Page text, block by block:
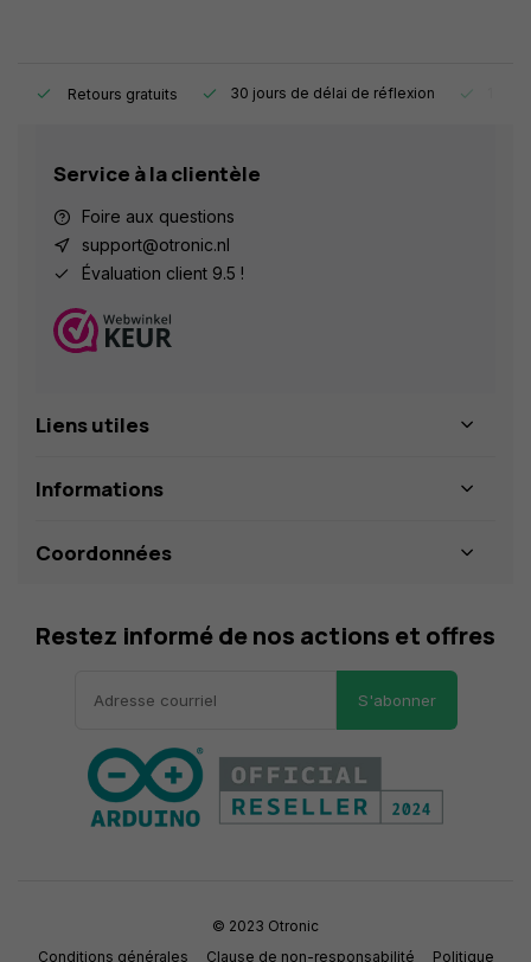
Retours gratuits 30 jours de délai de réflexion
Service à la clientèle
Foire aux questions
support@otronic.nl
Évaluation client 9.5 !
Liens utiles
Informations
Coordonnées
Restez informé de nos actions et offres
S'abonner
Conditions générales Clause de non-responsabilité Politique
© 2023 Otronic